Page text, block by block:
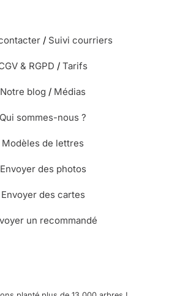
/ Suivi courriers
& RGPD / Tarifs
Notre blog / Médias
Qui sommes-nous ?
Modèles de lettres
Envoyer des photos
Envoyer des cartes
un recommandé